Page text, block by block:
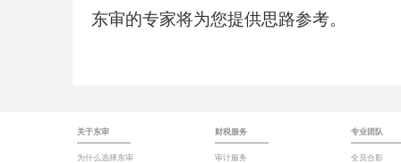
东审的专家将为您提供思路参考。
关于东审
为什么选择东审
财税服务
审计服务
专业团队
全员合影